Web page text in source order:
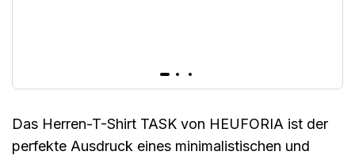
Das Herren-T-Shirt TASK von HEUFORIA ist der
perfekte Ausdruck eines minimalistischen und